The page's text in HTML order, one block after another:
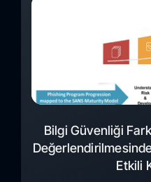
Bilgi Güvenliği
Etkili